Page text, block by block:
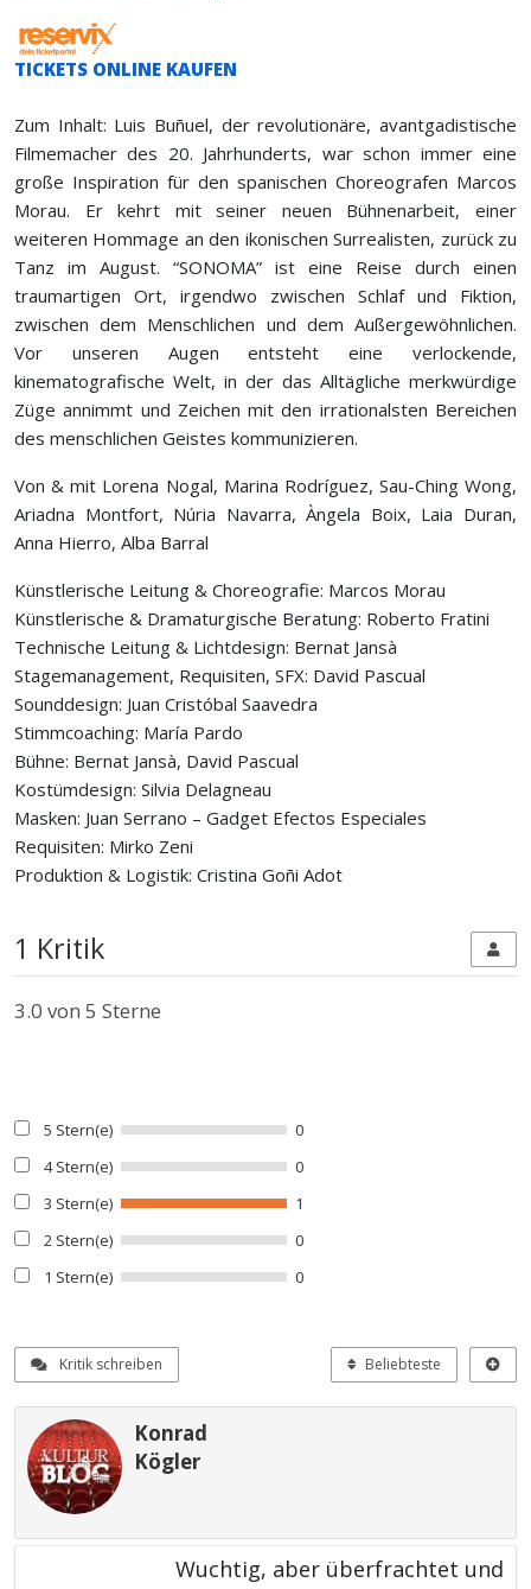
TICKETS ONLINE KAUFEN
Zum Inhalt: Luis Buñuel, der revolutionäre, avantgadistische
Filmemacher des 20. Jahrhunderts, war schon immer eine
große Inspiration für den spanischen Choreografen Marcos
Morau. Er kehrt mit seiner neuen Bühnenarbeit, einer
weiteren Hommage an den ikonischen Surrealisten, zurück zu
Tanz im August. “SONOMA” ist eine Reise durch einen
traumartigen Ort, irgendwo zwischen Schlaf und Fiktion,
zwischen dem Menschlichen und dem Außergewöhnlichen.
Vor unseren Augen entsteht eine verlockende,
kinematografische Welt, in der das Alltägliche merkwürdige
Züge annimmt und Zeichen mit den irrationalsten Bereichen
des menschlichen Geistes kommunizieren.
Von & mit Lorena Nogal, Marina Rodríguez, Sau-Ching Wong,
Ariadna Montfort, Núria Navarra, Àngela Boix, Laia Duran,
Anna Hierro, Alba Barral
Künstlerische Leitung & Choreografie: Marcos Morau
Künstlerische & Dramaturgische Beratung: Roberto Fratini
Technische Leitung & Lichtdesign: Bernat Jansà
Stagemanagement, Requisiten, SFX: David Pascual
Sounddesign: Juan Cristóbal Saavedra
Stimmcoaching: María Pardo
Bühne: Bernat Jansà, David Pascual
Kostümdesign: Silvia Delagneau
Masken: Juan Serrano – Gadget Efectos Especiales
Requisiten: Mirko Zeni
Produktion & Logistik: Cristina Goñi Adot
1 Kritik
3.0 von 5 Sterne
5 Stern(e)
0
4 Stern(e)
0
3 Stern(e)
1
2 Stern(e)
0
1 Stern(e)
0
Kritik schreiben Beliebteste
Konrad
Kögler
Wuchtig, aber überfrachtet und